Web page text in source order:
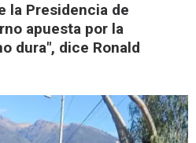
la Presidencia de
apuesta por la
dura", dice Ronald